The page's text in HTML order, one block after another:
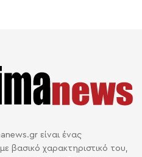
είναι ένας
βασικό χαρακτηριστικό του,